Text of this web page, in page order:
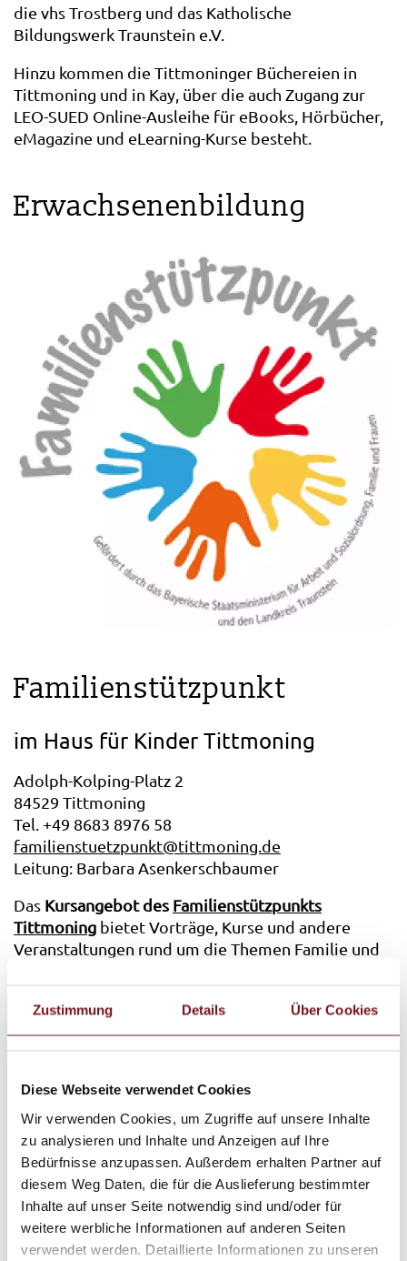
Zustimmung Details Über Cookies
Diese Webseite verwendet Cookies
Wir verwenden Cookies, um Zugriffe auf unsere Inhalte
zu analysieren und Inhalte und Anzeigen auf Ihre
Bedürfnisse anzupassen. Außerdem erhalten Partner auf
diesem Weg Daten, die für die Auslieferung bestimmter
Inhalte auf unser Seite notwendig sind und/oder für
weitere werbliche Informationen auf anderen Seiten
verwendet werden. Detaillierte Informationen zu unseren
die vhs Trostberg und das Katholische
Bildungswerk Traunstein e.V.
Hinzu kommen die Tittmoninger Büchereien in
Tittmoning und in Kay, über die auch Zugang zur
LEO-SUED Online-Ausleihe für eBooks, Hörbücher,
eMagazine und eLearning-Kurse besteht.
Erwachsenenbildung
Familienstützpunkt
im Haus für Kinder Tittmoning
Adolph-Kolping-Platz 2
84529 Tittmoning
Tel. +49 8683 8976 58
familienstuetzpunkt@tittmoning.de
Leitung: Barbara Asenkerschbaumer
Das Kursangebot des Familienstützpunkts
Tittmoning bietet Vorträge, Kurse und andere
Veranstaltungen rund um die Themen Familie und
Aktuelles Programm als PDF